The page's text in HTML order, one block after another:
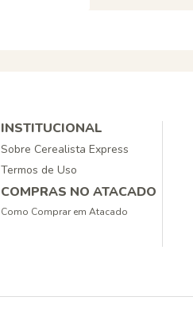
INSTITUCIONAL
Sobre Cerealista Express
Termos de Uso
COMPRAS NO ATACADO
Como Comprar em Atacado